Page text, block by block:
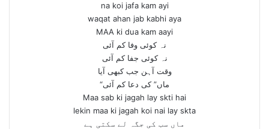
na koi jafa kam ayi
waqat ahan jab kabhi aya
MAA ki dua kam aayi
نہ کوئی وفا کم آئی
نہ کوئی جفا کم آئی
وقت آہن جب کبھی آیا
“ماں” کی دعا کم آئی
Maa sab ki jagah lay skti hai
lekin maa ki jagah koi nai lay skta
ماں سب کی جگہ لے سکتی ہے